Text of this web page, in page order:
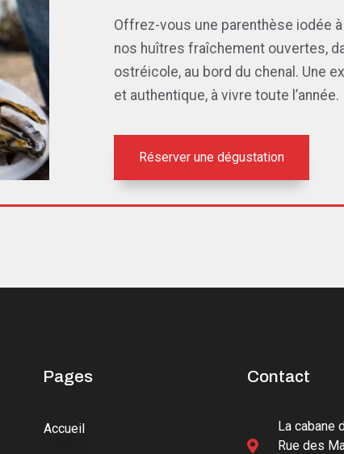
Offrez-vous une parenthèse iodée
nos huîtres fraîchement ouvertes,
ostréicole, au bord du chenal. Une
et authentique, à vivre toute l’année.
Réserver une dégustation
Pages
Accueil
Contact
La cabane
Rue des